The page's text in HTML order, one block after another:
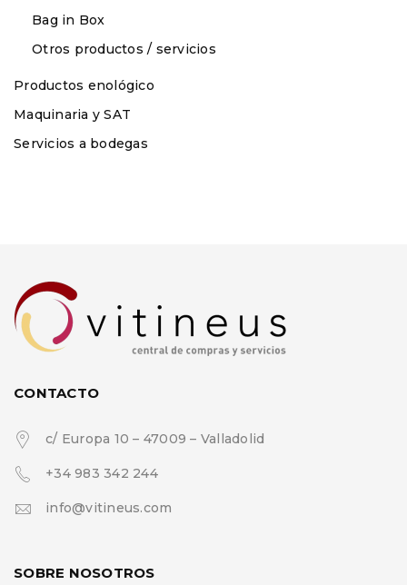
Bag in Box
Otros productos / servicios
Productos enológico
Maquinaria y SAT
Servicios a bodegas
CONTACTO
c/ Europa 10 – 47009 – Valladolid
+34 983 342 244
info@vitineus.com
SOBRE NOSOTROS